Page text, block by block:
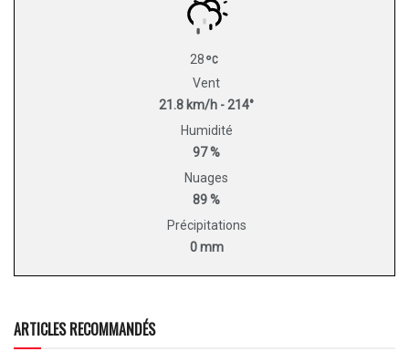
28
Vent
21.8 km/h - 214°
Humidité
97 %
Nuages
89 %
Précipitations
0 mm
ARTICLES RECOMMANDÉS